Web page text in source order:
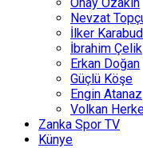
Nevzat
İlker
İbrahim Çelik
Erkan Doğan
Güçlü Köşe
Engin Atanaz
Volkan
Zanka Spor TV
Künye